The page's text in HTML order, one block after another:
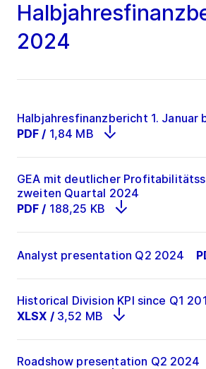
2024
Halbjahresfinanzbericht 1. Januar
PDF / 1,84 MB
GEA mit deutlicher
zweiten Quartal 2024
PDF / 188,25 KB
Analyst presentation Q2 2024
Historical Division KPI since Q1
XLSX / 3,52 MB
Roadshow presentation Q2 2024